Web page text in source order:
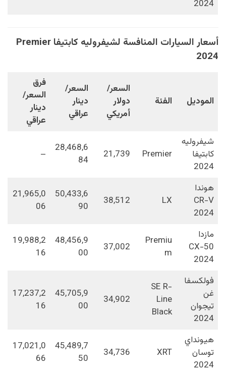
2024
أسعار السيارات المنافسة لشيفروليه كابتيفا Premier
2024
الموديل الفئة
السعر/
دولار
أمريكي
السعر/
دينار
عراقي
فرق
السعر/
دينار
عراقي
شيفروليه
كابتيفا
2024
Premier
21,739
28,468,6
84
–
هوندا
CR-V
2024
LX
38,512
50,433,6
90
21,965,0
06
مازدا
CX-50
2024
Premiu
m
37,002
48,456,9
00
19,988,2
16
فولكسفا
غن
تيجوان
2024
SE R-
Line
Black
34,902
45,705,9
00
17,237,2
16
هيونداي
توسان
2024
XRT
34,736
45,489,7
50
17,021,0
66